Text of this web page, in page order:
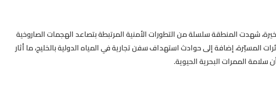
شهدت المنطقة سلسلة من التطورات الأمنية المرتبطة بتصاعد الهجمات الصاروخية
المسيّرة، إضافة إلى حوادث استهداف سفن تجارية في المياه الدولية بالخليج، ما أثار
سلامة الممرات البحرية الحيوية.